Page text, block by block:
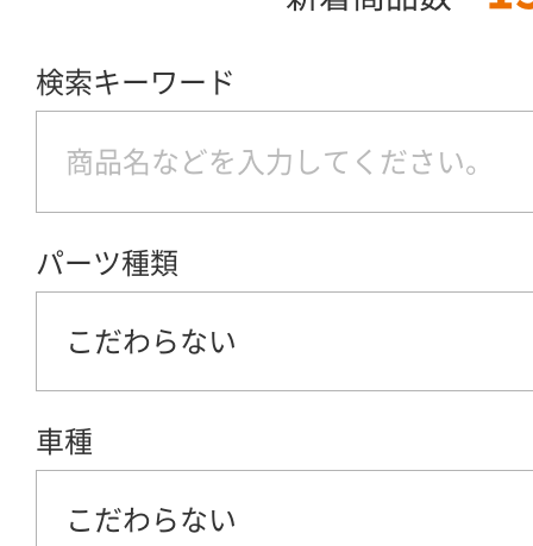
検索キーワード
パーツ種類
こだわらない
車種
こだわらない